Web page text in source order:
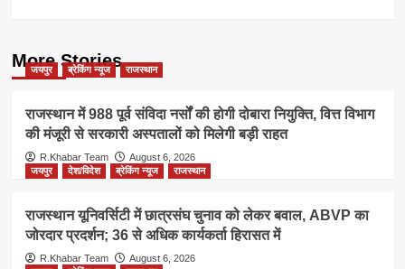
More Stories
जयपुर ब्रेकिंग न्यूज राजस्थान
राजस्थान में 988 पूर्व संविदा नर्सों की होगी दोबारा नियुक्ति, वित्त विभाग
की मंजूरी से सरकारी अस्पतालों को मिलेगी बड़ी राहत
R.Khabar Team
August 6, 2026
जयपुर
देश/विदेश ब्रेकिंग न्यूज राजस्थान
राजस्थान यूनिवर्सिटी में छात्रसंघ चुनाव को लेकर बवाल, ABVP का
जोरदार प्रदर्शन; 36 से अधिक कार्यकर्ता हिरासत में
R.Khabar Team
August 6, 2026